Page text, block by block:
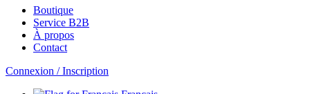
Boutique
Service B2B
À propos
Contact
Connexion / Inscription